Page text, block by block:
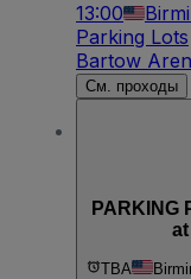
13:00
Parking Lots
Bartow
См. проходы
PARKING
TBA